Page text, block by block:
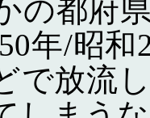
の都府
年/昭
で放流